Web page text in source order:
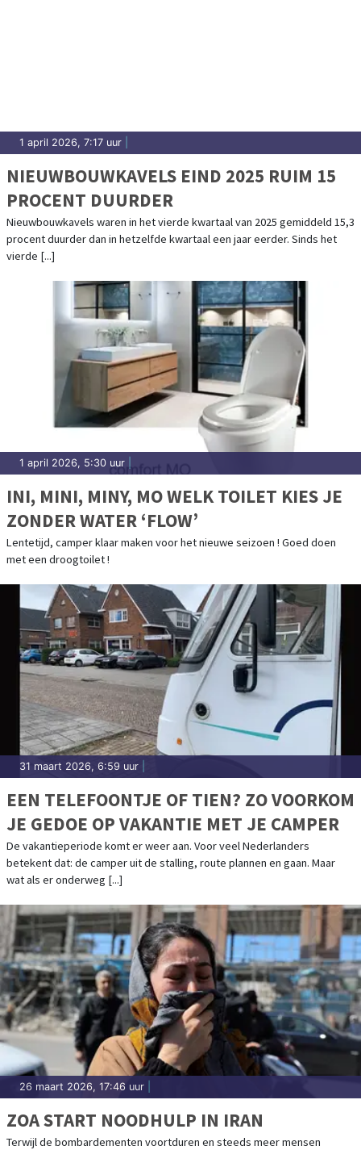
1 april 2026, 7:17 uur
NIEUWBOUWKAVELS EIND 2025 RUIM 15
PROCENT DUURDER
Nieuwbouwkavels waren in het vierde kwartaal van 2025 gemiddeld 15,3
procent duurder dan in hetzelfde kwartaal een jaar eerder. Sinds het
vierde [...]
1 april 2026, 5:30 uur
INI, MINI, MINY, MO WELK TOILET KIES JE
ZONDER WATER ‘FLOW’
Lentetijd, camper klaar maken voor het nieuwe seizoen ! Goed doen
met een droogtoilet !
31 maart 2026, 6:59 uur
EEN TELEFOONTJE OF TIEN? ZO VOORKOM
JE GEDOE OP VAKANTIE MET JE CAMPER
De vakantieperiode komt er weer aan. Voor veel Nederlanders
betekent dat: de camper uit de stalling, route plannen en gaan. Maar
wat als er onderweg [...]
26 maart 2026, 17:46 uur
ZOA START NOODHULP IN IRAN
Terwijl de bombardementen voortduren en steeds meer mensen